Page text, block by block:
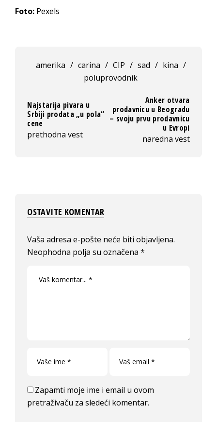
Foto: Pexels
amerika / carina / CIP / sad / kina /
poluprovodnik
Najstarija pivara u
Srbiji prodata „u pola“
cene
prethodna vest
Anker otvara
prodavnicu u Beogradu
– svoju prvu prodavnicu
u Evropi
naredna vest
OSTAVITE KOMENTAR
Vaša adresa e-pošte neće biti objavljena.
Neophodna polja su označena*
Zapamti moje ime i email u ovom
pretraživaču za sledeći komentar.